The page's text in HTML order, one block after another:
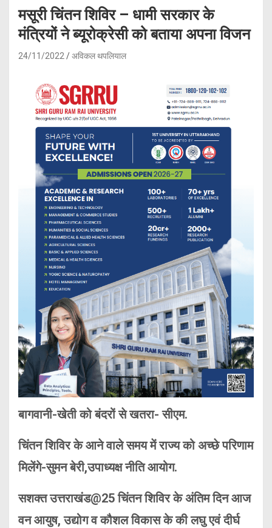
मसूरी चिंतन शिविर – धामी सरकार के
मंत्रियों ने ब्यूरोक्रेसी को बताया अपना विजन
24/11/2022 अविकल थपलियाल
बागवानी-खेती को बंदरों से खतरा- सीएम.
चिंतन शिविर के आने वाले समय में राज्य को अच्छे परिणाम
मिलेंगे-सुमन बेरी,उपाध्यक्ष नीति आयोग.
सशक्त उत्तराखंड@25 चिंतन शिविर के अंतिम दिन आज
वन आयुष, उद्योग व कौशल विकास के की लघु एवं दीर्घ